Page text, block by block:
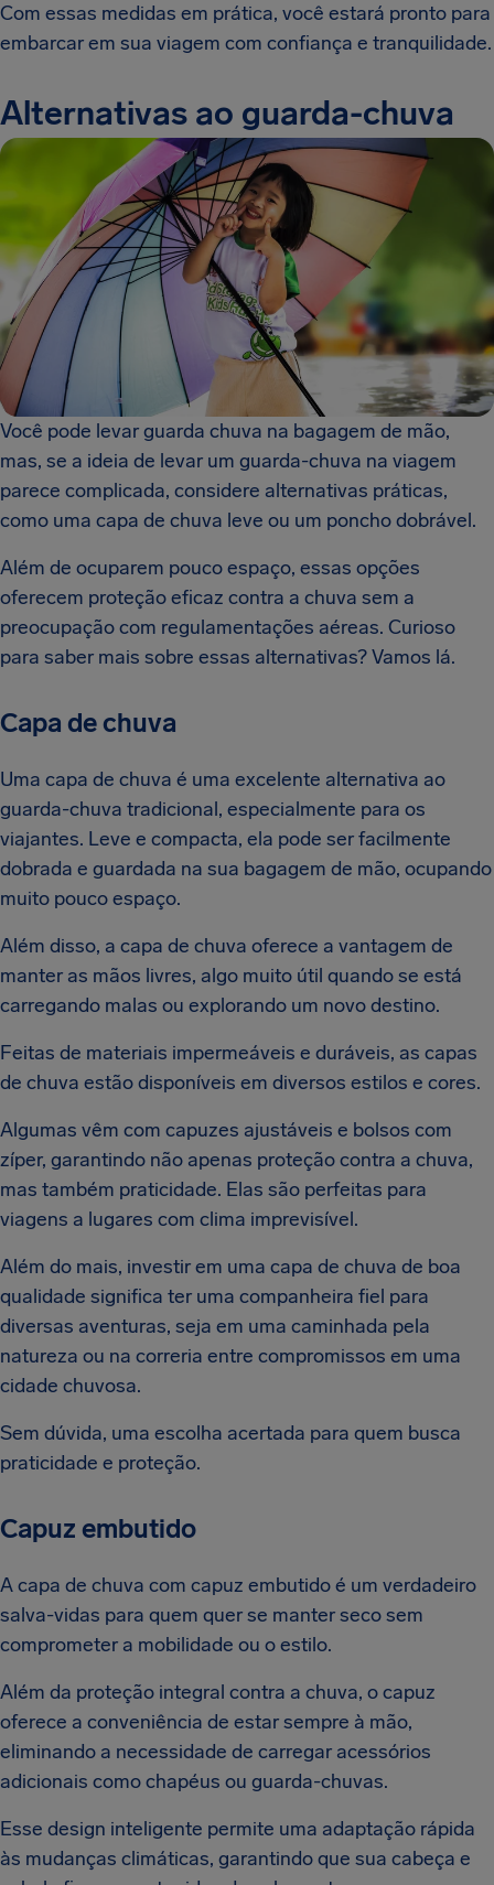
Com essas medidas em prática, você estará pronto para
embarcar em sua viagem com confiança e tranquilidade.
Alternativas ao guarda-chuva
Você pode levar guarda chuva na bagagem de mão,
mas, se a ideia de levar um guarda-chuva na viagem
parece complicada, considere alternativas práticas,
como uma capa de chuva leve ou um poncho dobrável.
Além de ocuparem pouco espaço, essas opções
oferecem proteção eficaz contra a chuva sem a
preocupação com regulamentações aéreas. Curioso
para saber mais sobre essas alternativas? Vamos lá.
Capa de chuva
Uma capa de chuva é uma excelente alternativa ao
guarda-chuva tradicional, especialmente para os
viajantes. Leve e compacta, ela pode ser facilmente
dobrada e guardada na sua bagagem de mão, ocupando
muito pouco espaço.
Além disso, a capa de chuva oferece a vantagem de
manter as mãos livres, algo muito útil quando se está
carregando malas ou explorando um novo destino.
Feitas de materiais impermeáveis e duráveis, as capas
de chuva estão disponíveis em diversos estilos e cores.
Algumas vêm com capuzes ajustáveis e bolsos com
zíper, garantindo não apenas proteção contra a chuva,
mas também praticidade. Elas são perfeitas para
viagens a lugares com clima imprevisível.
Além do mais, investir em uma capa de chuva de boa
qualidade significa ter uma companheira fiel para
diversas aventuras, seja em uma caminhada pela
natureza ou na correria entre compromissos em uma
cidade chuvosa.
Sem dúvida, uma escolha acertada para quem busca
praticidade e proteção.
Capuz embutido
A capa de chuva com capuz embutido é um verdadeiro
salva-vidas para quem quer se manter seco sem
comprometer a mobilidade ou o estilo.
Além da proteção integral contra a chuva, o capuz
oferece a conveniência de estar sempre à mão,
eliminando a necessidade de carregar acessórios
adicionais como chapéus ou guarda-chuvas.
Esse design inteligente permite uma adaptação rápida
às mudanças climáticas, garantindo que sua cabeça e